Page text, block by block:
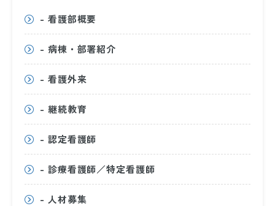
医薬品情報管理業務
病棟業務
外来化学療法管理業務
治験・臨床研究管理業務
- 看護部概要
- 病棟・部署紹介
- 看護外来
- 継続教育
- 認定看護師
- 診療看護師／特定看護師
- 人材募集